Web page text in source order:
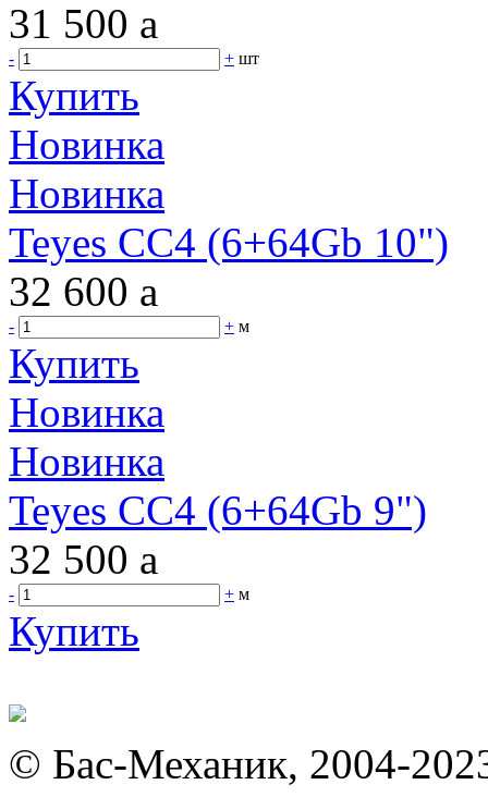
31 500 a
- + шт
Купить
Новинка
Новинка
Teyes CC4 (6+64Gb 10")
32 600 a
- + м
Купить
Новинка
Новинка
Teyes CC4 (6+64Gb 9")
32 500 a
- + м
Купить
© Бас-Механик, 2004-